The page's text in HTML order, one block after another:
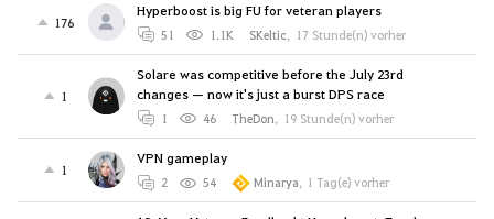
176
Hyperboost is big FU for veteran players
51 1.1K SKeltic, 17 Stunde(n) vorher
1
Solare was competitive before the July 23rd
changes — now it's just a burst DPS race
1 46 TheDon, 19 Stunde(n) vorher
1
VPN gameplay
2 54 Minarya, 1 Tag(e) vorher